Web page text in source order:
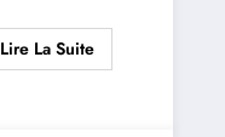
Lire La Suite